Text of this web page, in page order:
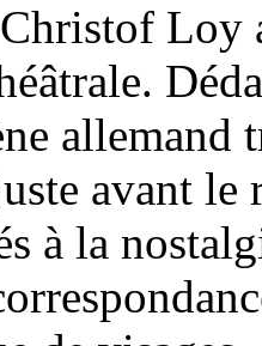
Loy
allemand
avant le
à la